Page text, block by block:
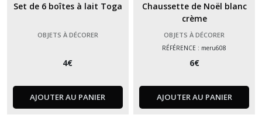
Set de 6 boîtes à lait Toga
OBJETS À DÉCORER
4€
AJOUTER AU PANIER
Chaussette de Noël blanc
crème
OBJETS À DÉCORER
RÉFÉRENCE : meru608
6€
AJOUTER AU PANIER